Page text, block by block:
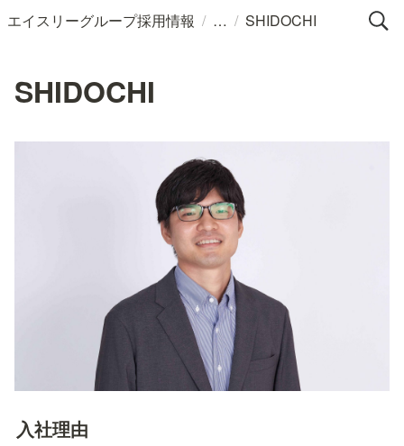
エイスリーグループ採用情報 / / SHIDOCHI
SHIDOCHI
入社理由